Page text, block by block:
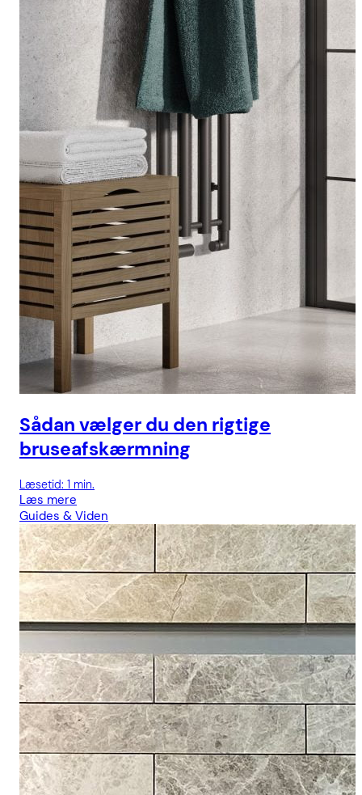
Sådan vælger du den rigtige
bruseafskærmning
Læsetid: 1 min.
Læs mere
Guides & Viden